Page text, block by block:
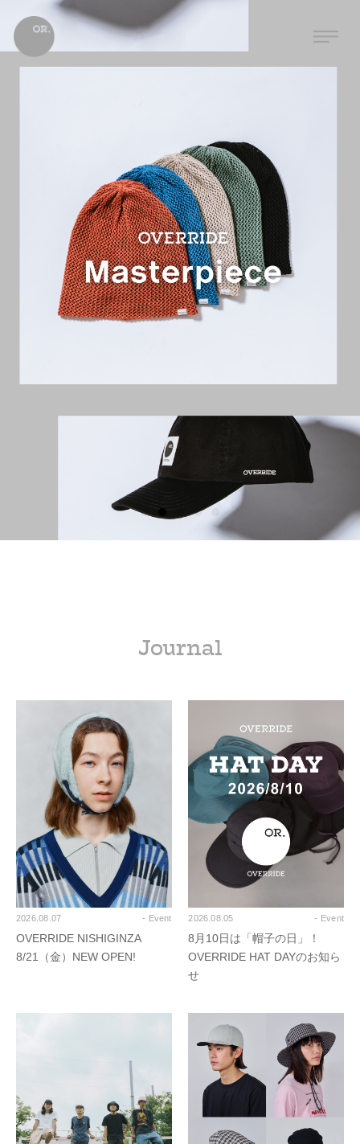
Journal
2026.08.07 - Event
OVERRIDE NISHIGINZA
8/21（金）NEW OPEN!
2026.08.05 - Event
8月10日は「帽子の日」！
OVERRIDE HAT DAYのお知ら
せ